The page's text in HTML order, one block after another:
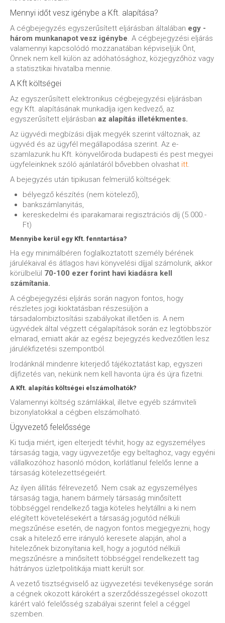
Mennyi időt vesz igénybe a Kft. alapítása?
A cégbejegyzés egyszerűsített eljárásban általában egy -
három munkanapot vesz igénybe. A cégbejegyzési eljárás
valamennyi kapcsolódó mozzanatában képviseljük Önt,
Önnek nem kell külön az adóhatósághoz, közjegyzőhöz vagy
a statisztikai hivatalba mennie.
A Kft költségei
Az egyszerűsített elektronikus cégbejegyzési eljárásban
egy Kft. alapításának munkadíja igen kedvező, az
egyszerűsített eljárásban az alapítás illetékmentes.
Az ügyvédi megbízási díjak megyék szerint változnak, az
ügyvéd és az ügyfél megállapodása szerint. Az e-
szamlazunk.hu Kft. könyvelőiroda budapesti és pest megyei
ügyfeleinknek szóló ajánlatáról bővebben olvashat itt.
A bejegyzés után tipikusan felmerülő költségek:
bélyegző készítés (nem kötelező),
bankszámlanyitás,
kereskedelmi és iparakamarai regisztrációs díj (5.000.-
Ft)
Mennyibe kerül egy Kft. fenntartása?
Ha egy minimálbéren foglalkoztatott személy bérének
járulékaival és átlagos havi könyvelési díjjal számolunk, akkor
körülbelül 70-100 ezer forint havi kiadásra kell
számítania.
A cégbejegyzési eljárás során nagyon fontos, hogy
részletes jogi kioktatásban részesüljön a
társadalombiztosítási szabályokat illetően is. A nem
ügyvédek által végzett cégalapítások során ez legtöbbször
elmarad, emiatt akár az egész bejegyzés kedvezőtlen lesz
járulékfizetési szempontból.
Irodánknál mindenre kiterjedő tájékoztatást kap, egyszeri
díjfizetés van, nekünk nem kell havonta újra és újra fizetni.
A Kft. alapítás költségei elszámolhatók?
Valamennyi költség számlákkal, illetve egyéb számviteli
bizonylatokkal a cégben elszámolható.
Ügyvezető felelőssége
Ki tudja miért, igen elterjedt tévhit, hogy az egyszemélyes
társaság tagja, vagy ügyvezetője egy beltaghoz, vagy egyéni
vállalkozóhoz hasonló módon, korlátlanul felelős lenne a
társaság kötelezettségeiért.
Az ilyen állítás félrevezető. Nem csak az egyszemélyes
társaság tagja, hanem bármely társaság minősített
többséggel rendelkező tagja köteles helytállni a ki nem
elégített követelésekért a társaság jogutód nélküli
megszűnése esetén, de nagyon fontos megjegyezni, hogy
csak a hitelező erre irányuló keresete alapján, ahol a
hitelezőnek bizonyítania kell, hogy a jogutód nélküli
megszűnésre a minősített többséggel rendelkezett tag
hátrányos üzletpolitikája miatt került sor.
A vezető tisztségviselő az ügyvezetési tevékenysége során
a cégnek okozott károkért a szerződésszegéssel okozott
kárért való felelősség szabályai szerint felel a céggel
szemben.